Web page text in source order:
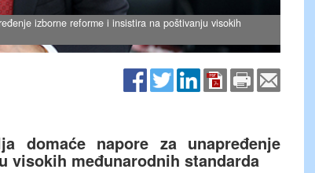
izborne reforme i insistira na poštivanju visokih
domaće napore za unapređenje
visokih međunarodnih standarda